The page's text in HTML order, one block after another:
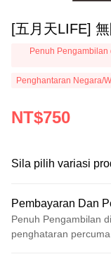
[五月天LIFE]
Penuh
Penghantaran Negara/
NT$750
Sila pilih variasi
Pembayaran Dan
Penuh Pengambilan
penghataran percuma